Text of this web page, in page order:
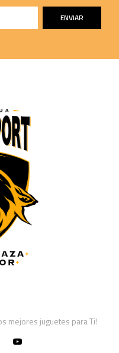
ENVIAR
mejores juguetes para Ti!